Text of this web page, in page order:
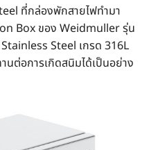
ที่กล่องพักสายไฟทำมา
Box ของ Weidmuller รุ่น
Steel เกรด 316L
นต่อการเกิดสนิมได้เป็นอย่าง